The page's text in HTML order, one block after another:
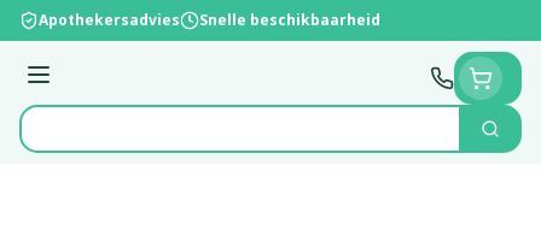
Ga naar de inhoud
Apothekersadvies Snelle beschikbaarheid
Menu
Product, merk, categorie...
Zoek